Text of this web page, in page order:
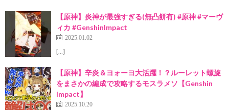
【原神】炎神が最強すぎる(無凸餅有) #原神 #マーヴ
ィカ #GenshinImpact
2025.01.02
[…]
【原神】辛炎＆ヨォーヨ大活躍！？ルーレット螺旋
をまさかの編成で攻略するモスラメソ【Genshin
Impact】
2025.10.20